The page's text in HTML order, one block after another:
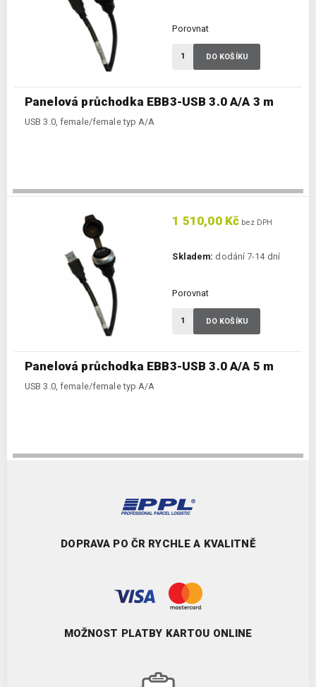
Panelová průchodka EBB3-USB 3.0 A/A 3 m
USB 3.0, female/female typ A/A
Porovnat
DO KOŠÍKU
Panelová průchodka EBB3-USB 3.0 A/A 5 m
USB 3.0, female/female typ A/A
1 510,00 Kč bez DPH
Skladem: dodání 7-14 dní
Porovnat
DO KOŠÍKU
DOPRAVA PO ČR RYCHLE A KVALITNĚ
MOŽNOST PLATBY KARTOU ONLINE